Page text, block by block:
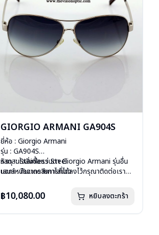
GIORGIO ARMANI GA904S
ยี่ห้อ : Giorgio Armani
รุ่น : GA904S
วัสดุ : Stainless Steel
เลนส์ : กันแดดสีเทาไล่เฉด
อุปกรณ์ : กล่องแว่น, ผ้าเช็ดแว่น
น้ำหนัก : 36 กรัม
การรับประกัน : 1 ปี
หากสนใจสั่งชื้อแว่นตา Giorgio Armani รุ่นอื่น
นอกเหนือจากรายการที่ได้ลงไว้กรุณาติดต่อเรา
฿10,080.00 หยิบลงตะกร้า